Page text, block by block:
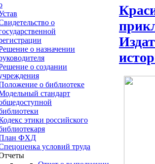
о
о назначении
о создании
о библиотеке
стандарт
этики российского
ФХД
условий труда